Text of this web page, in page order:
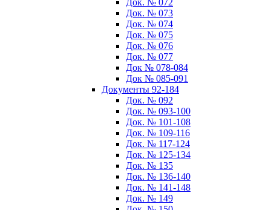
Док. № 072
Док. № 073
Док. № 074
Док. № 075
Док. № 076
Док. № 077
Док № 078-084
Док № 085-091
Документы 92-184
Док. № 092
Док. № 093-100
Док. № 101-108
Док. № 109-116
Док. № 117-124
Док. № 125-134
Док. № 135
Док. № 136-140
Док. № 141-148
Док. № 149